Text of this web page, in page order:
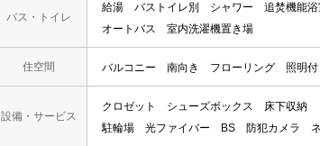
バス・トイレ
給湯 バストイレ別 シャワー 追焚機能
オートバス
室内洗濯機置き場
住空間 バルコニー 南向き フローリング 照明付
設備・サービス
クロゼット シューズボックス 床下収納
駐輪場
光ファイバー BS 防犯カメラ